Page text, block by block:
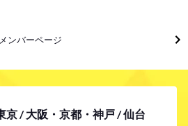
京 / 大阪・京都・神戸 / 仙台
ンバーページ